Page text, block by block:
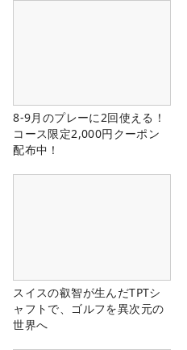
8-9月のプレーに2回使える！
コース限定2,000円クーポン
配布中！
スイスの叡智が生んだTPTシ
ャフトで、ゴルフを異次元の
世界へ